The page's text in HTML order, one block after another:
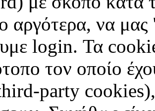
αργότερα, να μας
login. Τα
τον οποίο
party